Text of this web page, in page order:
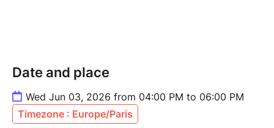
Date and place
Wed Jun 03, 2026 from 04:00 PM to 06:00 PM
Timezone : Europe/Paris